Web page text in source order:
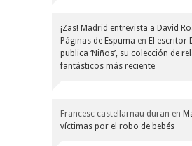
¡Zas! Madrid entrevista a David
Páginas de Espuma en El escritor
publica ‘Niños’, su colección de
fantásticos más reciente
Francesc castellarnau duran en
víctimas por el robo de bebés